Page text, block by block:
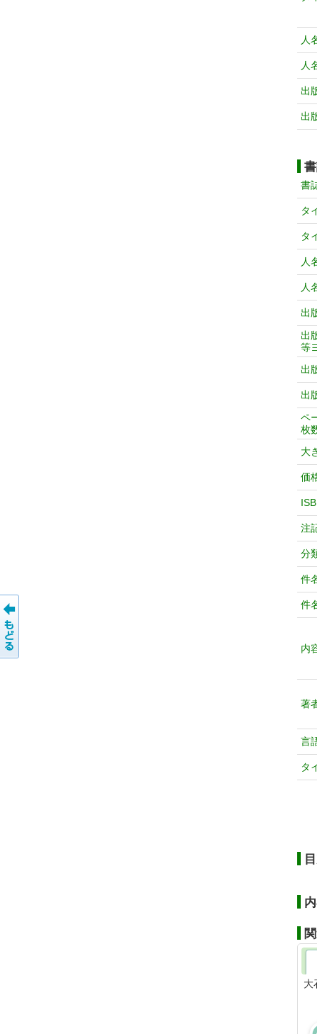
人
人
出
出
書
タ
タ
人
人
出
出
等
出
出
ペ
枚
大
価
注
分
件
件
内
著
言
タ
大